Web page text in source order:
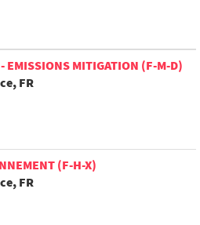
EMISSIONS MITIGATION (F-M-D)
FR
(F-H-X)
FR